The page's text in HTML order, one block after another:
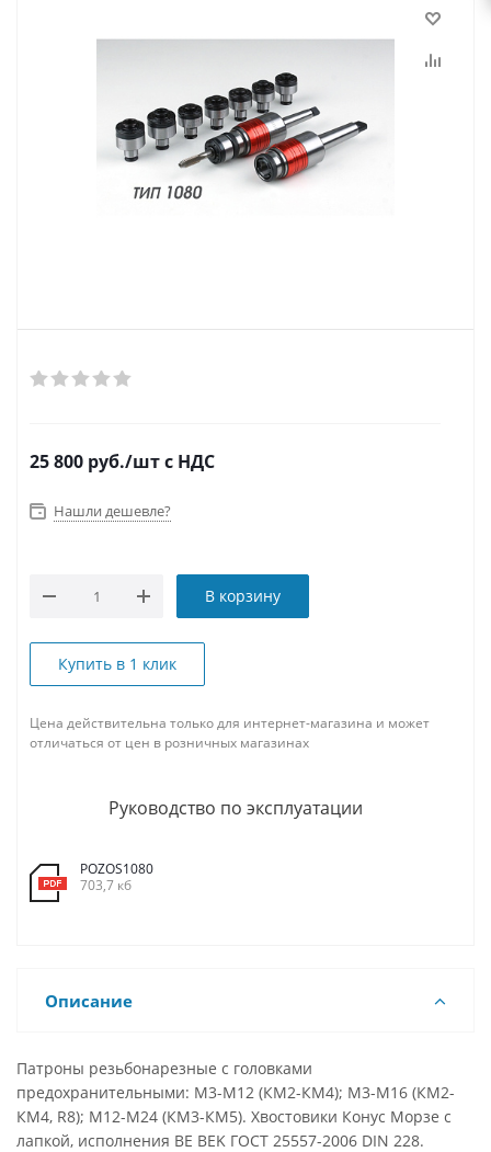
25 800 руб./штс НДС
Нашли дешевле?
В корзину
Купить в 1 клик
Цена действительна только для интернет-магазина и может
отличаться от цен в розничных магазинах
Руководство по эксплуатации
POZOS1080
703,7 кб
Описание
Патроны резьбонарезные с головками
предохранительными: М3-М12 (КМ2-КМ4); М3-М16 (КМ2-
КМ4, R8); М12-М24 (КМ3-КМ5). Хвостовики Конус Морзе с
лапкой, исполнения BE BEK ГОСТ 25557-2006 DIN 228.